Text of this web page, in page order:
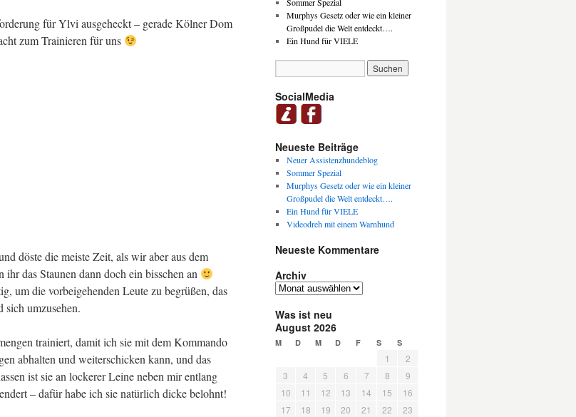
für Ylvi ausgeheckt – gerade Kölner Dom
zum Trainieren für uns
döste die meiste Zeit, als wir aber aus dem
das Staunen dann doch ein bisschen an
um die vorbeigehenden Leute zu begrüßen, das
sich umzusehen.
trainiert, damit ich sie mit dem Kommando
abhalten und weiterschicken kann, und das
ist sie an lockerer Leine neben mir entlang
– dafür habe ich sie natürlich dicke belohnt!
Murphys Gesetz oder wie ein kleiner
Großpudel die Welt entdeckt….
Ein Hund für VIELE
SocialMedia
Neueste Beiträge
Neuer Assistenzhundeblog
Sommer Spezial
Murphys Gesetz oder wie ein kleiner
Großpudel die Welt entdeckt….
Ein Hund für VIELE
Videodreh mit einem Warnhund
Neueste Kommentare
Archiv
A
c
h
i
Was ist neu
August 2026
M D M D F S S
1
2
3
4 5 6 7 8
9
10
11 12 13 14 15
16
17
18 19 20 21 22
23